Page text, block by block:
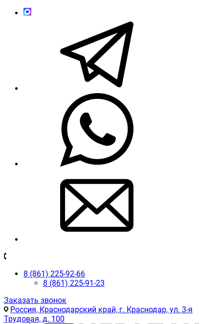
8 (861) 225-92-66
8 (861) 225-91-23
Заказать звонок
Россия, Краснодарский край, г. Краснодар, ул. 3-я
Трудовая, д. 100